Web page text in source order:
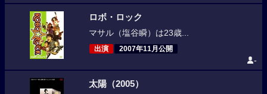
ロボ・ロック
マサル（塩谷瞬）は23歳...
出演 2007年11月公開
-
太陽（2005）